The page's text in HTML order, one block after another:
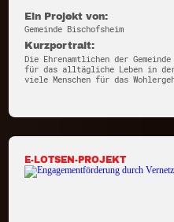
Ein Projekt von:
Gemeinde Bischofsheim
Kurzportrait:
Die Ehrenamtlichen der
für das alltägliche Leben in
viele Menschen für das
E-LOTSEN-PROJEKT